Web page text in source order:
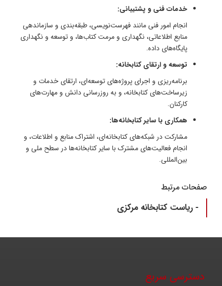
خدمات فنی و پشتیبانی:
انجام امور فنی مانند فهرست‌نویسی، طبقه‌بندی و سازماندهی
منابع اطلاعاتی، نگهداری و مرمت کتاب‌ها، و توسعه و نگهداری
پایگاه‌های داده.
توسعه و ارتقای کتابخانه:
برنامه‌ریزی و اجرای پروژه‌های توسعه‌ای، ارتقای خدمات و
زیرساخت‌های کتابخانه، و به روزرسانی دانش و مهارت‌های
کارکنان.
همکاری با سایر کتابخانه‌ها:
مشارکت در شبکه‌های کتابخانه‌ای، اشتراک منابع و اطلاعات، و
انجام فعالیت‌های مشترک با سایر کتابخانه‌ها در سطح ملی و
بین‌المللی.
صفحات مرتبط
- ریاست کتابخانه مرکزی
دسترسی سریع